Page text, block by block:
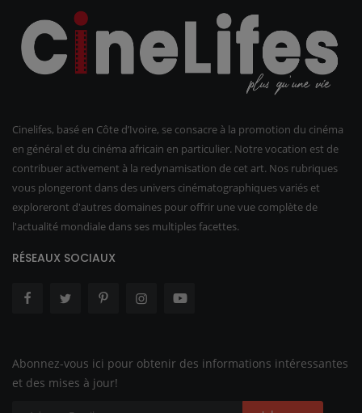
Cinelifes, basé en Côte d’Ivoire, se consacre à la promotion du cinéma
en général et du cinéma africain en particulier. Notre vocation est de
contribuer activement à la redynamisation de cet art. Nos rubriques
vous plongeront dans des univers cinématographiques variés et
exploreront d'autres domaines pour offrir une vue complète de
l'actualité mondiale dans ses multiples facettes.
RÉSEAUX SOCIAUX
Abonnez-vous ici pour obtenir des informations intéressantes
et des mises à jour!